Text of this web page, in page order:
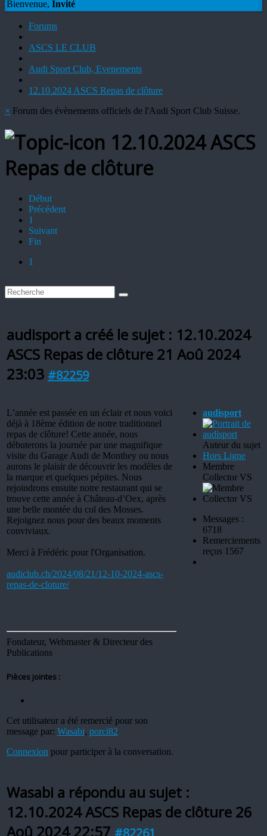
Bienvenue, Invité
Forums
ASCS LE CLUB
Audi Sport Club, Evenements
12.10.2024 ASCS Repas de clôture
× Forum des évènements officiels de l'Audi Sport Club Suisse.
12.10.2024 ASCS
Repas de clôture
Début
Précédent
1
Suivant
Fin
1
audisport a créé le sujet : 12.10.2024
ASCS Repas de clôture 21 Aoû 2024
23:03 #82259
L’année est passée en un éclair et nous voici
déjà à 18ème édition de notre traditionnel
repas de clôture! Cette année, nous
débuterons la journée par une magnifique
visite du Garage Audi de Monthey ou nous
aurons le plaisir de découvrir les modèles de
la marque et quelques pépites. Nous
rejoindrons ensuite notre restaurant qui se
trouve cette année à Château-d’Oex, après
une belle montée du col des Mosses.
Rejoignez nous pour des beaux moments
conviviaux.
Merci à Frédéric pour l'Organisation.
audiclub.ch/2024/08/21/12-10-2024-ascs-
repas-de-cloture/
Fondateur, Webmaster & Directeur des
Publications
Pièces jointes :
Cet utilisateur a été remercié pour son
message par: Wasabi, porci82
Connexion pour participer à la conversation.
audisport
Auteur du sujet
Hors Ligne
Membre
Collector VS
Messages :
6718
Remerciements
reçus 1567
Wasabi a répondu au sujet :
12.10.2024 ASCS Repas de clôture 26
Aoû 2024 22:57 #82261